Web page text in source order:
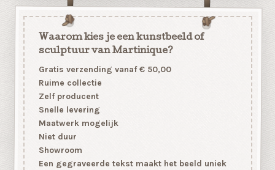
Waarom kies je een kunstbeeld of
sculptuur van Martinique?
Gratis verzending vanaf € 50,00
Ruime collectie
Zelf producent
Snelle levering
Maatwerk mogelijk
Niet duur
Showroom
Een gegraveerde tekst maakt het beeld uniek